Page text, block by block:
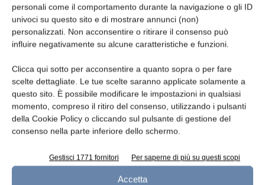
personali come il comportamento durante la navigazione o gli ID
univoci su questo sito e di mostrare annunci (non)
personalizzati. Non acconsentire o ritirare il consenso può
influire negativamente su alcune caratteristiche e funzioni.
Clicca qui sotto per acconsentire a quanto sopra o per fare
scelte dettagliate. Le tue scelte saranno applicate solamente a
questo sito. È possibile modificare le impostazioni in qualsiasi
momento, compreso il ritiro del consenso, utilizzando i pulsanti
della Cookie Policy o cliccando sul pulsante di gestione del
consenso nella parte inferiore dello schermo.
Gestisci 1771 fornitori Per saperne di più su questi scopi
Accetta
TAGS glucono-β-lattone idrolizzati NaCAS
Qualità e sicurezza L’erba dolce degli Inca